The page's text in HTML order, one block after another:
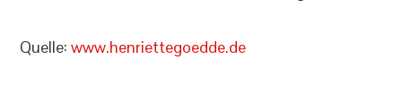
Quelle:www.henriettegoedde.de